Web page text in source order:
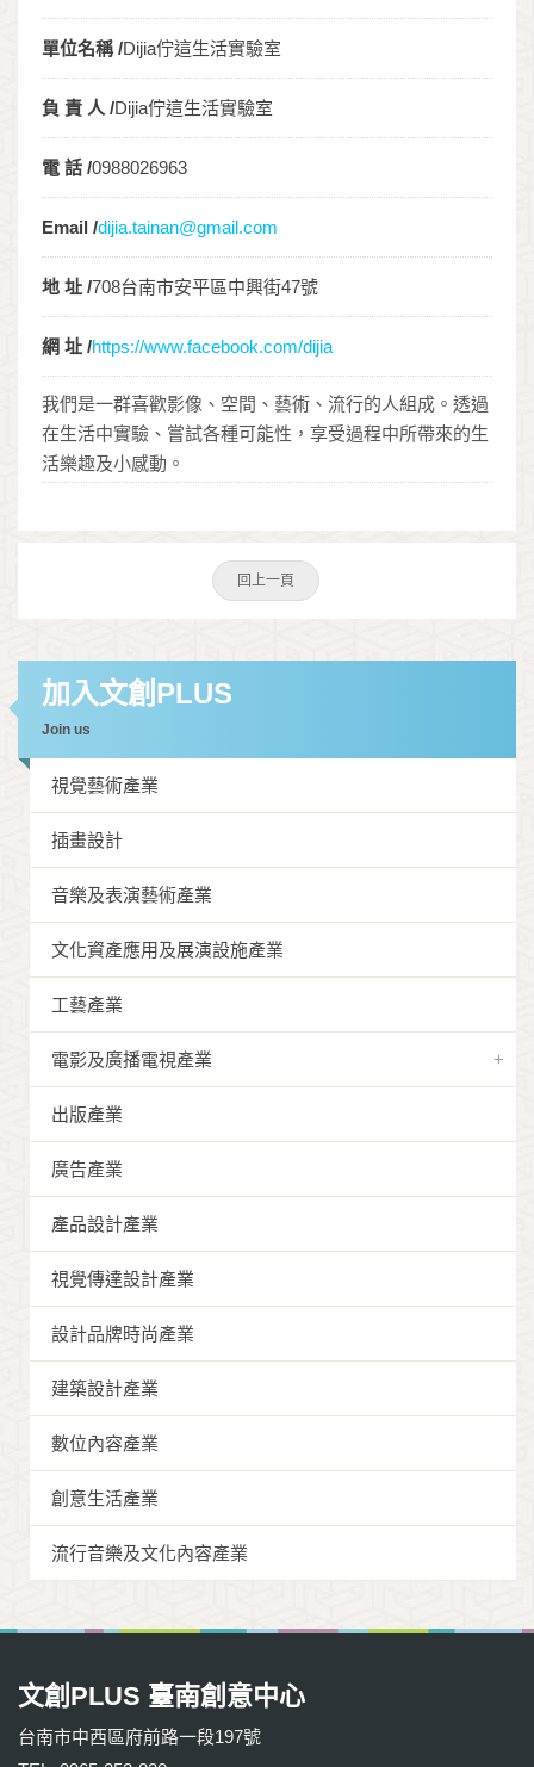
單位名稱 /Dijia佇這生活實驗室
負 責 人 /Dijia佇這生活實驗室
電 話 /0988026963
Email /dijia.tainan@gmail.com
地 址 /708台南市安平區中興街47號
網 址 /https://www.facebook.com/dijia
我們是一群喜歡影像、空間、藝術、流行的人組成。透過
在生活中實驗、嘗試各種可能性，享受過程中所帶來的生
活樂趣及小感動。
回上一頁
加入文創PLUS
Join us
視覺藝術產業
插畫設計
音樂及表演藝術產業
文化資產應用及展演設施產業
工藝產業
電影及廣播電視產業
出版產業
廣告產業
產品設計產業
視覺傳達設計產業
設計品牌時尚產業
建築設計產業
數位內容產業
創意生活產業
流行音樂及文化內容產業
文創PLUS 臺南創意中心
台南市中西區府前路一段197號